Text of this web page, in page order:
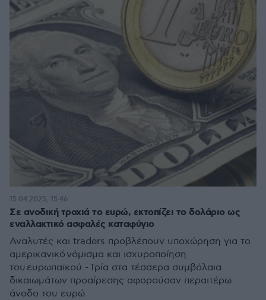
Σε ανοδική τροχιά το ευρώ, εκτοπίζει το δολάριο ως
εναλλακτικό ασφαλές καταφύγιο
Αναλυτές και traders προβλέπουν υποχώρηση για το
αμερικανικό νόμισμα και ισχυροποίηση
του ευρωπαϊκού - Τρία στα τέσσερα συμβόλαια
δικαιωμάτων προαίρεσης αφορούσαν περαιτέρω
άνοδο του ευρώ
15.04.2025, 15:46